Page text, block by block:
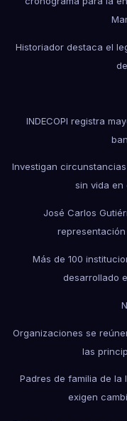
Historiador destaca el
INDECOPI registra
Investigan
sin vida en
José Carlos
Más de 100
desarrollado
Organizaciones se
las
Padres de familia de la
exigen